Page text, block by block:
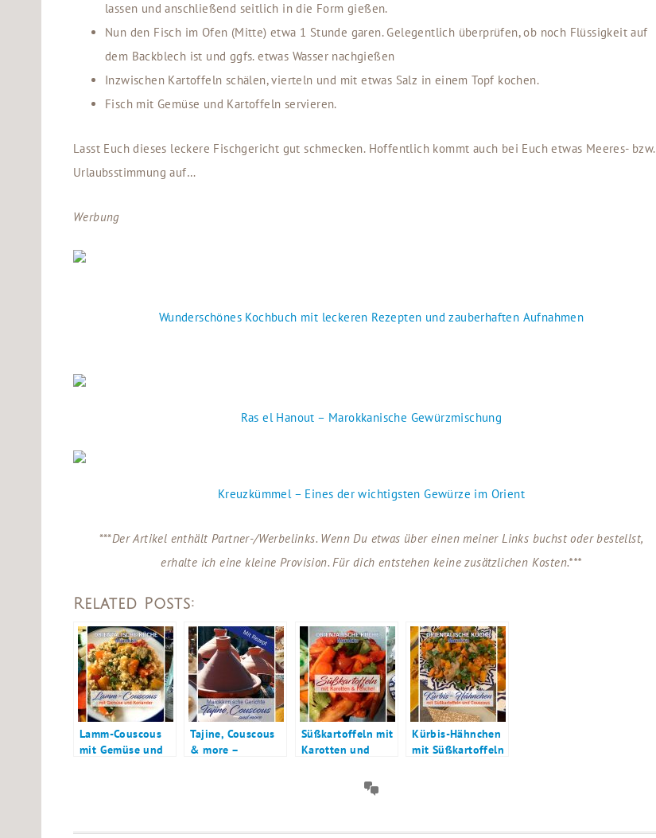
lassen und anschließend seitlich in die Form gießen.
Nun den Fisch im Ofen (Mitte) etwa 1 Stunde garen. Gelegentlich überprüfen, ob noch Flüssigkeit auf
dem Backblech ist und ggfs. etwas Wasser nachgießen
Inzwischen Kartoffeln schälen, vierteln und mit etwas Salz in einem Topf kochen.
Fisch mit Gemüse und Kartoffeln servieren.
Lasst Euch dieses leckere Fischgericht gut schmecken. Hoffentlich kommt auch bei Euch etwas Meeres- bzw.
Urlaubsstimmung auf…
Werbung
Wunderschönes Kochbuch mit leckeren Rezepten und zauberhaften Aufnahmen
Ras el Hanout – Marokkanische Gewürzmischung
Kreuzkümmel – Eines der wichtigsten Gewürze im Orient
***Der Artikel enthält Partner-/Werbelinks. Wenn Du etwas über einen meiner Links buchst oder bestellst,
erhalte ich eine kleine Provision. Für dich entstehen keine zusätzlichen Kosten.***
Related Posts:
Lamm-Couscous
mit Gemüse und
Tajine, Couscous
& more –
Süßkartoffeln mit
Karotten und
Kürbis-Hähnchen
mit Süßkartoffeln